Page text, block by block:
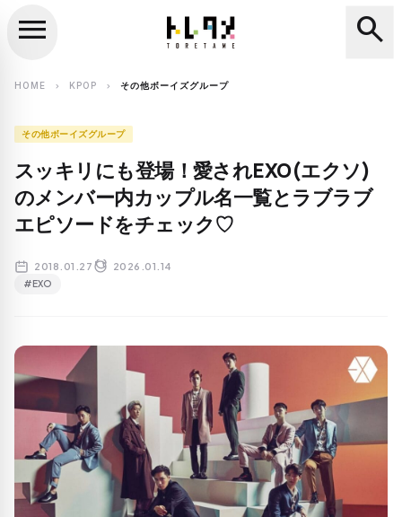
search
menu search
HOME chevron_right KPOP chevron_right その他ボーイズグループ
その他ボーイズグループ
スッキリにも登場！愛されEXO(エクソ)
のメンバー内カップル名一覧とラブラブ
エピソードをチェック♡
2018.01.27 2026.01.14
#EXO